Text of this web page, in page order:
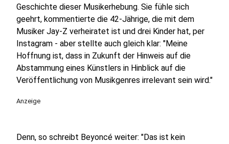
Geschichte dieser Musikerhebung. Sie fühle sich
geehrt, kommentierte die 42-Jährige, die mit dem
Musiker Jay-Z verheiratet ist und drei Kinder hat, per
Instagram - aber stellte auch gleich klar: "Meine
Hoffnung ist, dass in Zukunft der Hinweis auf die
Abstammung eines Künstlers in Hinblick auf die
Veröffentlichung von Musikgenres irrelevant sein wird."
Anzeige
Denn, so schreibt Beyoncé weiter: "Das ist kein